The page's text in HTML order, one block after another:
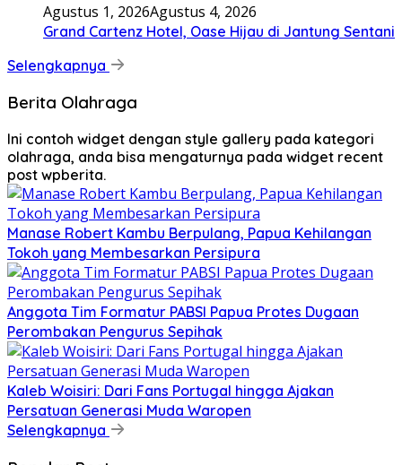
Agustus 1, 2026Agustus 4, 2026
Grand Cartenz Hotel, Oase Hijau di Jantung Sentani
Selengkapnya
Berita Olahraga
Ini contoh widget dengan style gallery pada kategori
olahraga, anda bisa mengaturnya pada widget recent
post wpberita.
Manase Robert Kambu Berpulang, Papua Kehilangan
Tokoh yang Membesarkan Persipura
Anggota Tim Formatur PABSI Papua Protes Dugaan
Perombakan Pengurus Sepihak
Kaleb Woisiri: Dari Fans Portugal hingga Ajakan
Persatuan Generasi Muda Waropen
Selengkapnya